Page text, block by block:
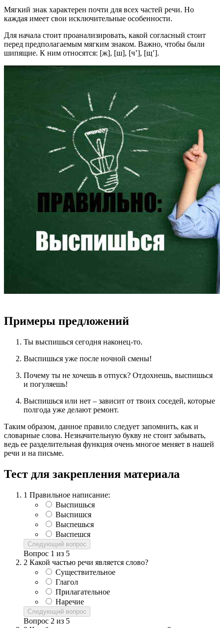
Мягкий знак характерен почти для всех частей речи. Но
каждая имеет свои исключительные особенности.
Для начала стоит проанализировать, какой согласный стоит
перед предполагаемым мягким знаком. Важно, чтобы были
шипящие. К ним относятся: [ж], [ш], [ч’], [щ’].
Примеры предложений
Ты выспишься сегодня наконец-то.
Выспишься уже после ночной смены!
Почему ты не хочешь в отпуск? Отдохнешь, выспишься
и погуляешь!
Выспишься или нет – зависит от твоих соседей, которые
полгода уже делают ремонт.
Таким образом, данное правило следует запомнить, как и
словарные слова. Незначительную букву не стоит забывать,
ведь ее разделительная функция очень многое меняет в нашей
речи и на письме.
Тест для закрепления материала
1 Правильное написание:
Выспишься
Выспишся
Выспешься
Выспешся
Следующий вопрос
Вопрос 1 из 5
2 Какой частью речи является слово?
Существительное
Глагол
Прилагательное
Наречие
Следующий вопрос
Вопрос 2 из 5